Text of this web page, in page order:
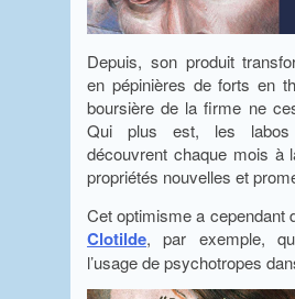
Depuis, son produit
en pépinières de forts en
boursière de la firme ne
Qui plus est, les labos
découvrent chaque mois à
propriétés nouvelles et
Cet optimisme a cependant
Clotilde, par exemple,
l’usage de psychotropes